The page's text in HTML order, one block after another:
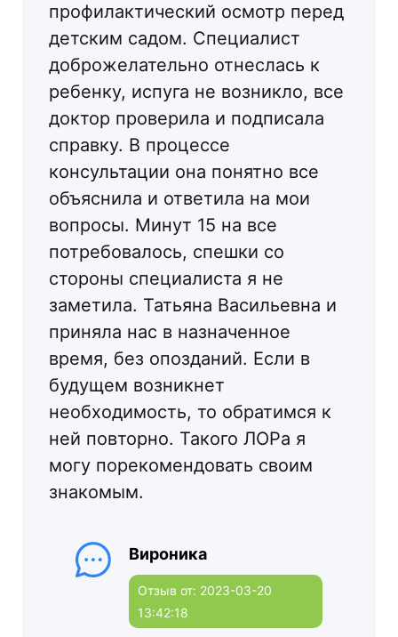
профилактический осмотр перед
детским садом. Специалист
доброжелательно отнеслась к
ребенку, испуга не возникло, все
доктор проверила и подписала
справку. В процессе
консультации она понятно все
объяснила и ответила на мои
вопросы. Минут 15 на все
потребовалось, спешки со
стороны специалиста я не
заметила. Татьяна Васильевна и
приняла нас в назначенное
время, без опозданий. Если в
будущем возникнет
необходимость, то обратимся к
ней повторно. Такого ЛОРа я
могу порекомендовать своим
знакомым.
Вироника
Отзыв от: 2023-03-20
13:42:18